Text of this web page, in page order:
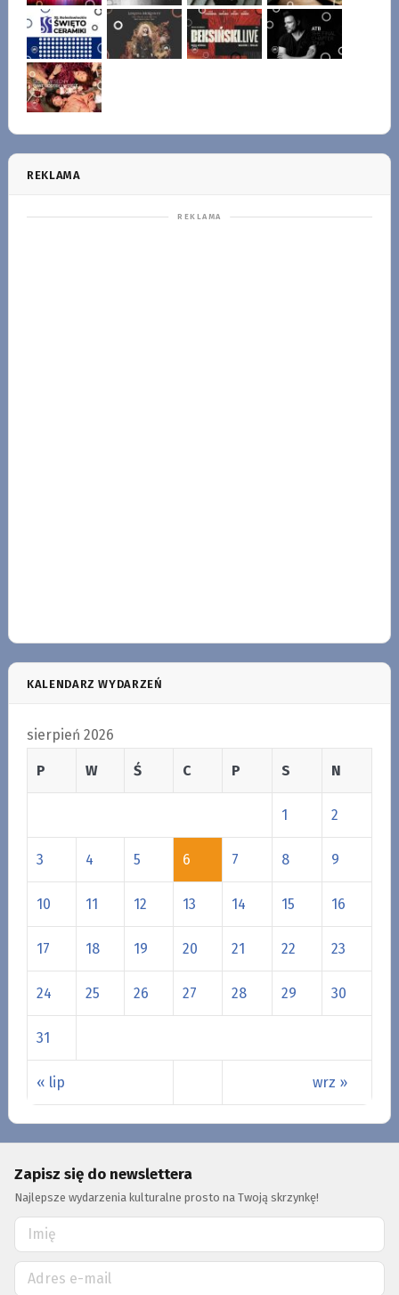
REKLAMA
KALENDARZ WYDARZEŃ
sierpień 2026
P W Ś C P S N
« lip wrz »
1 2
3 4 5 6 7 8 9
10 11 12 13 14 15 16
17 18 19 20 21 22 23
24 25 26 27 28 29 30
31
Zapisz się do newslettera
Najlepsze wydarzenia kulturalne prosto na Twoją skrzynkę!